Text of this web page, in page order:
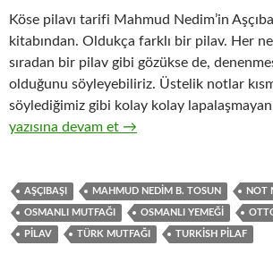
Köse pilavı tarifi Mahmud Nedim’in
kitabından. Oldukça farklı bir pilav. Her
sıradan bir pilav gibi gözükse de,
olduğunu söyleyebiliriz. Üstelik notlar
söylediğimiz gibi kolay kolay
KÖSE PİLAVI
yazısına devam et →
AŞÇIBAŞI MAHMUD NEDIM B. TOSUN NOT
OSMANLI MUTFAĞI OSMANLI YEMEĞI
PILAV TÜRK MUTFAĞI TURKISH PILAF